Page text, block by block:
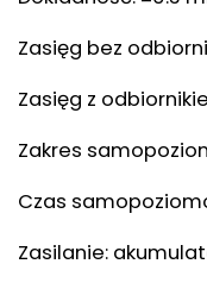
Zasięg bez
Zasięg z
Zakres
Czas
Zasilanie: